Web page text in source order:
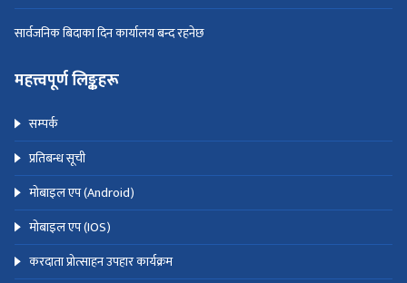
सार्वजनिक बिदाका दिन कार्यालय बन्द रहनेछ
महत्त्वपूर्ण लिङ्कहरू
सम्पर्क
प्रतिबन्ध सूची
मोबाइल एप (Android)
मोबाइल एप (IOS)
करदाता प्रोत्साहन उपहार कार्यक्रम